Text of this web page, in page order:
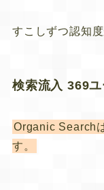
すこしずつ認知
検索流入 369
Organic Search
す。